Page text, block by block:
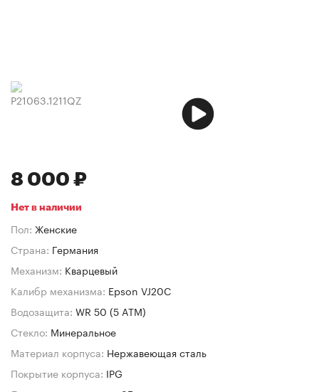
8 000 ₽
Нет в наличии
Пол: Женские
Страна: Германия
Механизм: Кварцевый
Калибр механизма: Epson VJ20C
Водозащита: WR 50 (5 ATM)
Стекло: Минеральное
Материал корпуса: Нержавеющая сталь
Покрытие корпуса: IPG